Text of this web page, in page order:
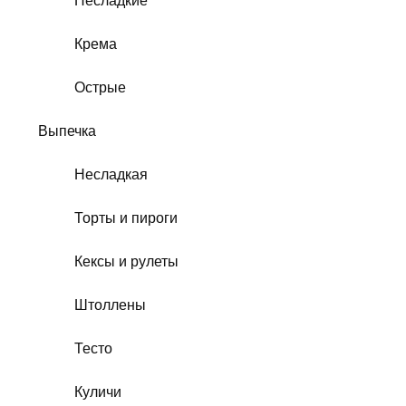
Крема
Острые
Выпечка
Несладкая
Торты и пироги
Кексы и рулеты
Штоллены
Тесто
Куличи